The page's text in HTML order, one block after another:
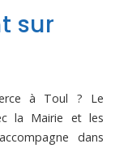
sur
à Toul ? Le
la Mairie et les
dans